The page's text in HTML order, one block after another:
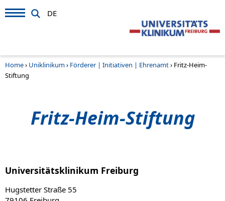
DE
Home› Uniklinikum› Förderer | Initiativen | Ehrenamt› Fritz-Heim-
Stiftung
Fritz-Heim-Stiftung
Universitätsklinikum Freiburg
Hugstetter Straße 55